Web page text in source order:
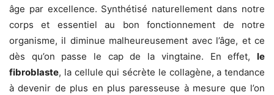
âge par excellence. Synthétisé naturellement dans notre
corps et essentiel au bon fonctionnement de notre
organisme, il diminue malheureusement avec l’âge, et ce
dès qu’on passe le cap de la vingtaine. En effet, le
fibroblaste, la cellule qui sécrète le collagène, a tendance
à devenir de plus en plus paresseuse à mesure que l’on